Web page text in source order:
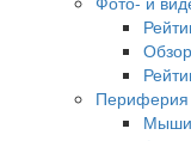
Периферия
Мыши